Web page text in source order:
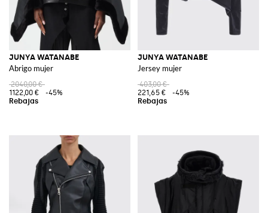
JUNYA WATANABE
Abrigo mujer
2040,00 €
1122,00 €
-45%
JUNYA WATANABE
Jersey mujer
403,00 €
221,65 €
-45%